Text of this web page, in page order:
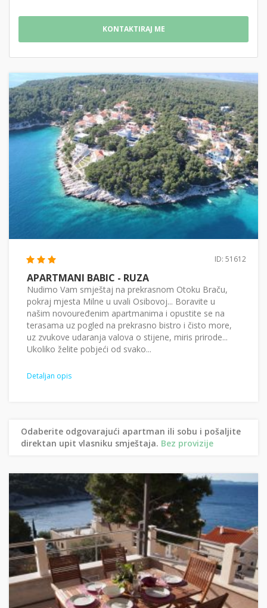
KONTAKTIRAJ ME
ID: 51612
APARTMANI BABIC - RUZA
Nudimo Vam smještaj na prekrasnom Otoku Braču,
pokraj mjesta Milne u uvali Osibovoj... Boravite u
našim novouređenim apartmanima i opustite se na
terasama uz pogled na prekrasno bistro i čisto more,
uz zvukove udaranja valova o stijene, miris prirode...
Ukoliko želite pobjeći od svako...
Detaljan opis
Odaberite odgovarajući apartman ili sobu i pošaljite
direktan upit vlasniku smještaja. Bez provizije